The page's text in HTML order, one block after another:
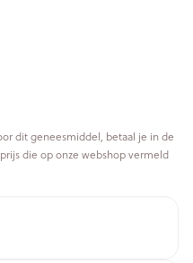
dit geneesmiddel, betaal je in de
die op onze webshop vermeld